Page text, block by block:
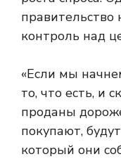
правительство
контроль над
«Если мы
то, что есть, и
проданы
покупают,
который они